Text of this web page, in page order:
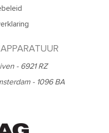
- 6921 RZ
- 1096 BA